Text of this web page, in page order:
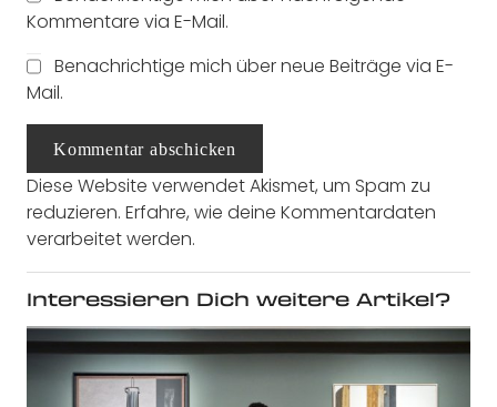
Kommentare via E-Mail.
Benachrichtige mich über neue Beiträge via E-
Mail.
Kommentar abschicken
Diese Website verwendet Akismet, um Spam zu
reduzieren. Erfahre, wie deine Kommentardaten
verarbeitet werden.
Interessieren Dich weitere Artikel?